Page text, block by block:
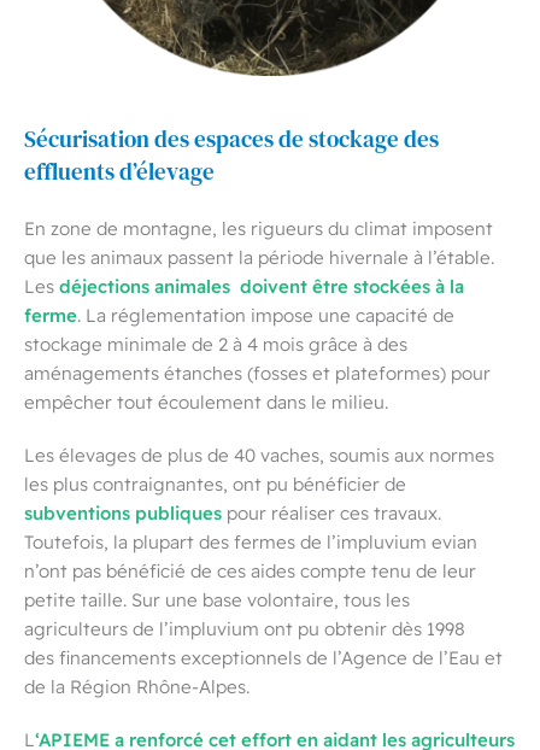
Sécurisation des espaces de stockage des
effluents d’élevage
En zone de montagne, les rigueurs du climat imposent
que les animaux passent la période hivernale à l’étable.
Les déjections animales doivent être stockées à la
ferme. La réglementation impose une capacité de
stockage minimale de 2 à 4 mois grâce à des
aménagements étanches (fosses et plateformes) pour
empêcher tout écoulement dans le milieu.
Les élevages de plus de 40 vaches, soumis aux normes
les plus contraignantes, ont pu bénéficier de
subventions publiques pour réaliser ces travaux.
Toutefois, la plupart des fermes de l’impluvium evian
n’ont pas bénéficié de ces aides compte tenu de leur
petite taille. Sur une base volontaire, tous les
agriculteurs de l’impluvium ont pu obtenir dès 1998
des financements exceptionnels de l’Agence de l’Eau et
de la Région Rhône-Alpes.
L ‘APIEME a renforcé cet effort en aidant les agriculteurs